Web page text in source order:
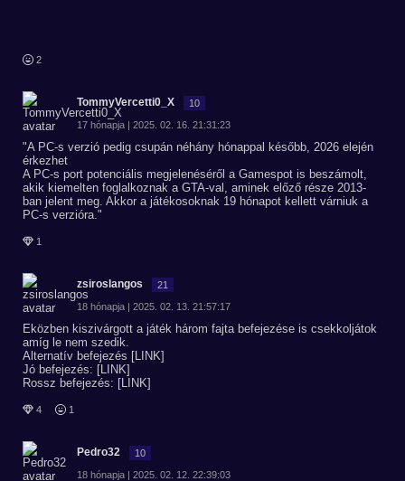
2
TommyVercetti0_X 10
17 hónapja | 2025. 02. 16. 21:31:23
"A PC-s verzió pedig csupán néhány hónappal később, 2026 elején
érkezhet
A PC-s port potenciális megjelenéséről a Gamespot is beszámolt,
akik kiemelten foglalkoznak a GTA-val, aminek előző része 2013-
ban jelent meg. Akkor a játékosoknak 19 hónapot kellett várniuk a
PC-s verzióra."
1
zsiroslangos 21
18 hónapja | 2025. 02. 13. 21:57:17
Eközben kiszivárgott a játék három fajta befejezése is csekkoljátok
amíg le nem szedik.
Alternatív befejezés [LINK]
Jó befejezés: [LINK]
Rossz befejezés: [LINK]
1
4
Pedro32 10
18 hónapja | 2025. 02. 12. 22:39:03